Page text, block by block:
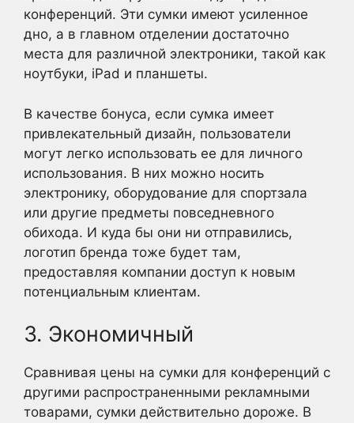
конференций. Эти сумки имеют усиленное
дно, а в главном отделении достаточно
места для различной электроники, такой как
ноутбуки, iPad и планшеты.
В качестве бонуса, если сумка имеет
привлекательный дизайн, пользователи
могут легко использовать ее для личного
использования. В них можно носить
электронику, оборудование для спортзала
или другие предметы повседневного
обихода. И куда бы они ни отправились,
логотип бренда тоже будет там,
предоставляя компании доступ к новым
потенциальным клиентам.
3. Экономичный
Сравнивая цены на сумки для конференций с
другими распространенными рекламными
товарами, сумки действительно дороже. В